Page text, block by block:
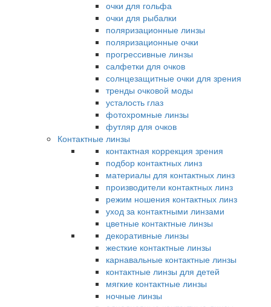
очки для гольфа
очки для рыбалки
поляризационные линзы
поляризационные очки
прогрессивные линзы
салфетки для очков
солнцезащитные очки для зрения
тренды очковой моды
усталость глаз
фотохромные линзы
футляр для очков
Контактные линзы
контактная коррекция зрения
подбор контактных линз
материалы для контактных линз
производители контактных линз
режим ношения контактных линз
уход за контактными линзами
цветные контактные линзы
декоративные линзы
жесткие контактные линзы
карнавальные контактные линзы
контактные линзы для детей
мягкие контактные линзы
ночные линзы